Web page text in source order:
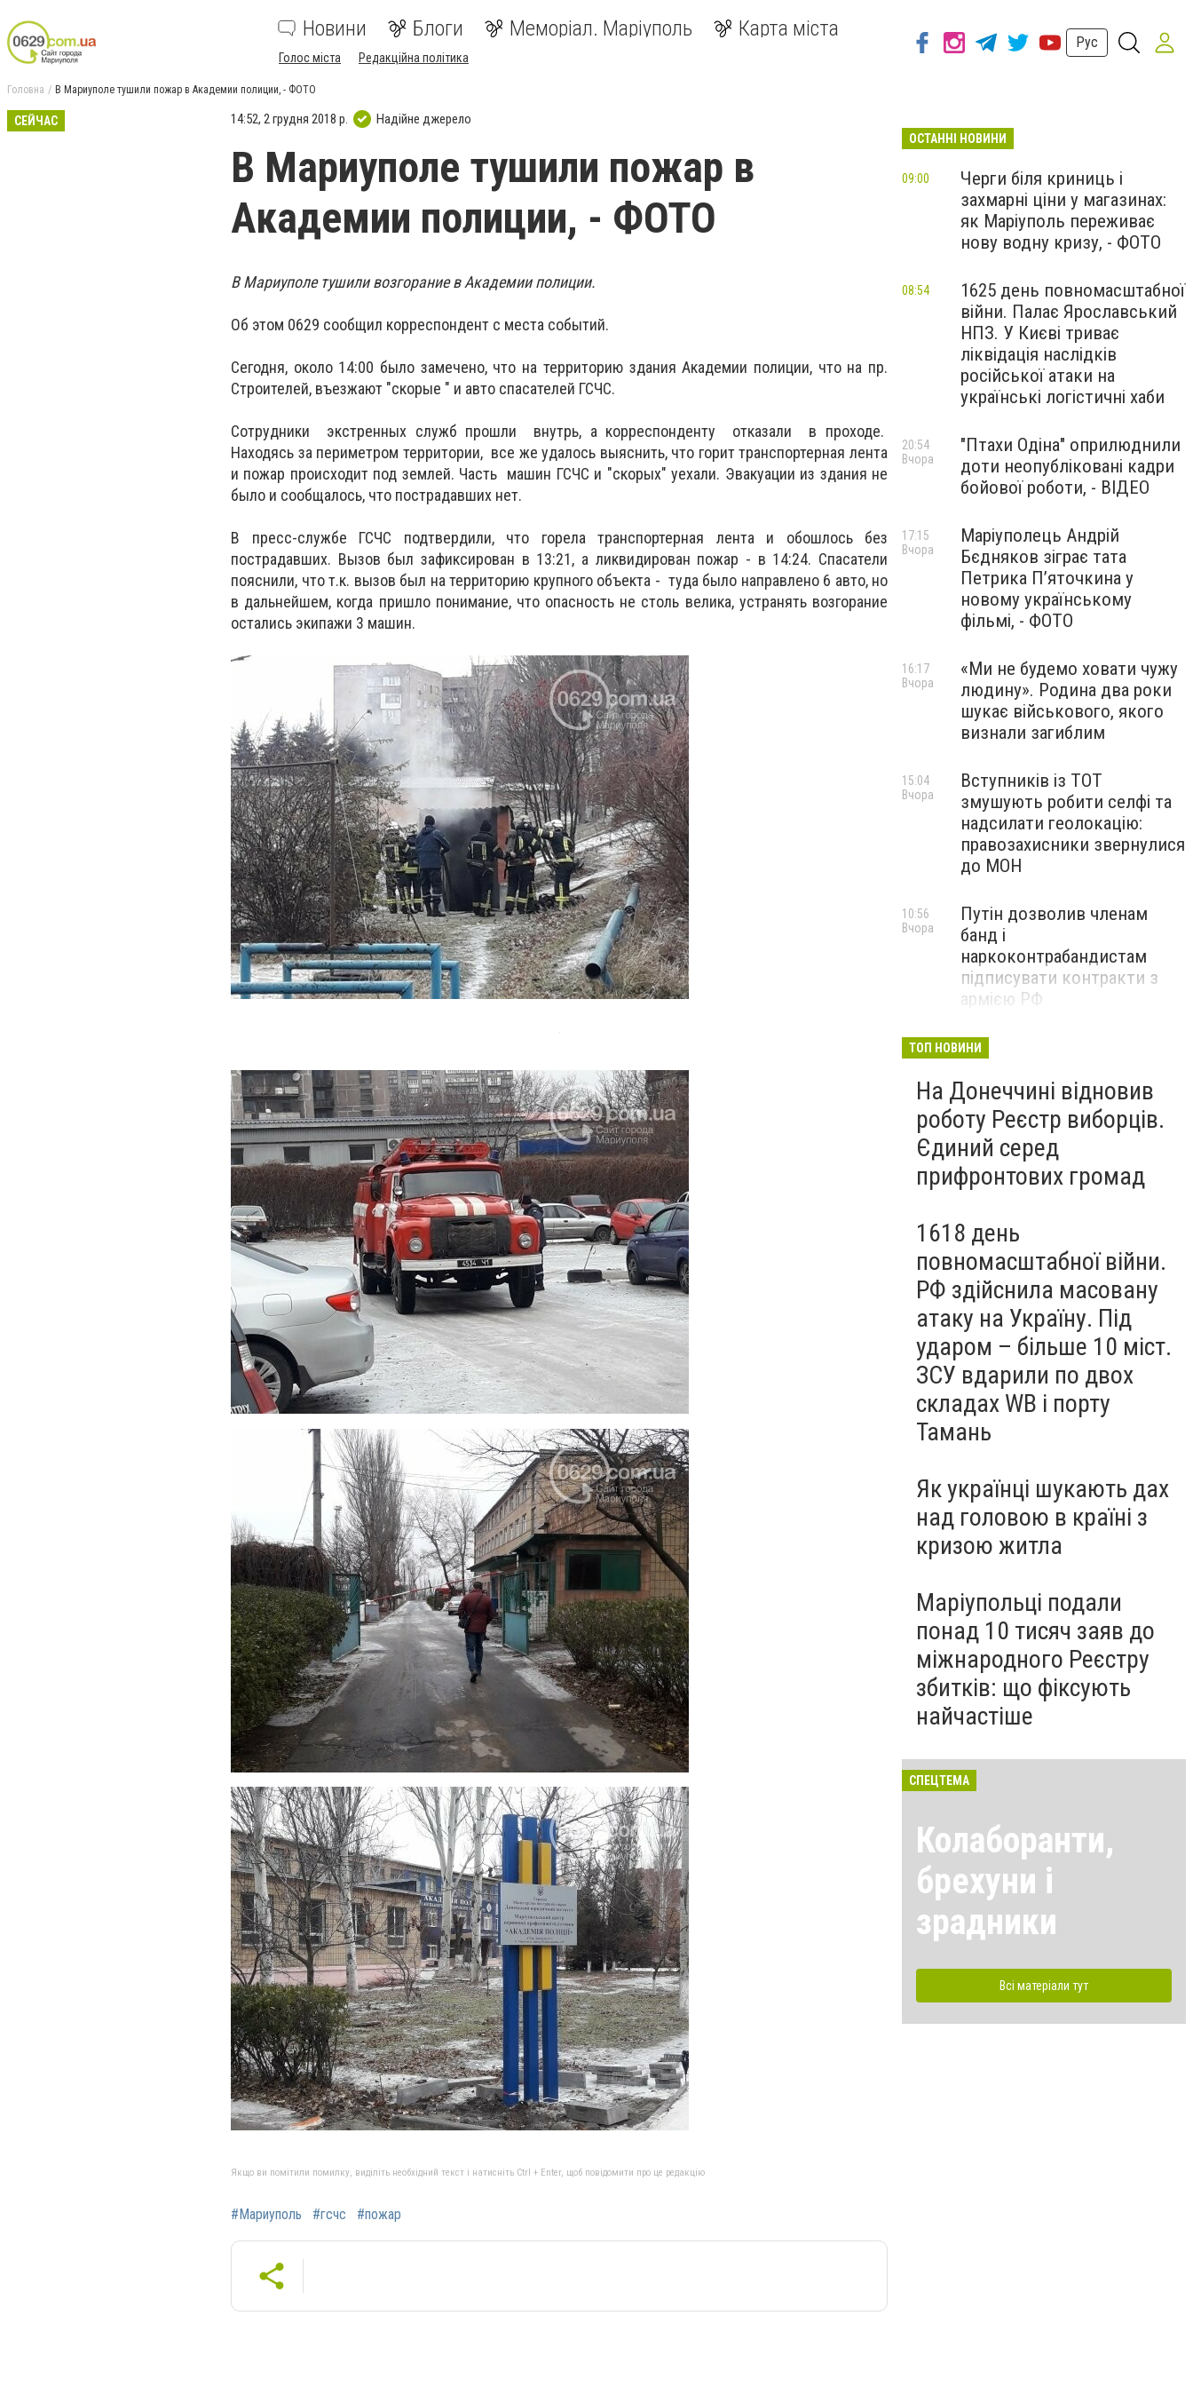
Новини Блоги Меморіал. Маріуполь Карта міста
Голос міста Редакційна політика
Рус
Головна В Мариуполе тушили пожар в Академии полиции, - ФОТО
СЕЙЧАС 14:52, 2 грудня 2018 р. Надійне джерело
В Мариуполе тушили пожар в
Академии полиции, - ФОТО
В Мариуполе тушили возгорание в Академии полиции.
Об этом 0629 сообщил корреспондент с места событий.
Сегодня, около 14:00 было замечено, что на территорию здания Академии полиции, что на пр.
Строителей, въезжают "скорые " и авто спасателей ГСЧС.
Сотрудники экстренных служб прошли внутрь, а корреспонденту отказали в проходе.
Находясь за периметром территории, все же удалось выяснить, что горит транспортерная лента
и пожар происходит под землей. Часть машин ГСЧС и "скорых" уехали. Эвакуации из здания не
было и сообщалось, что пострадавших нет.
В пресс-службе ГСЧС подтвердили, что горела транспортерная лента и обошлось без
пострадавших. Вызов был зафиксирован в 13:21, а ликвидирован пожар - в 14:24. Спасатели
пояснили, что т.к. вызов был на территорию крупного объекта - туда было направлено 6 авто, но
в дальнейшем, когда пришло понимание, что опасность не столь велика, устранять возгорание
остались экипажи 3 машин.
Якщо ви помітили помилку, виділіть необхідний текст і натисніть Ctrl + Enter, щоб повідомити про це редакцію
#Мариуполь #гсчс #пожар
ОСТАННІ НОВИНИ
Черги біля криниць і
захмарні ціни у магазинах:
як Маріуполь переживає
нову водну кризу, - ФОТО
09:00
1625 день повномасштабної
війни. Палає Ярославський
НПЗ. У Києві триває
ліквідація наслідків
російської атаки на
українські логістичні хаби
08:54
"Птахи Одіна" оприлюднили
доти неопубліковані кадри
бойової роботи, - ВІДЕО
20:54
Вчора
Маріуполець Андрій
Бєдняков зіграє тата
Петрика П’яточкина у
новому українському
фільмі, - ФОТО
17:15
Вчора
«Ми не будемо ховати чужу
людину». Родина два роки
шукає військового, якого
визнали загиблим
16:17
Вчора
Вступників із ТОТ
змушують робити селфі та
надсилати геолокацію:
правозахисники звернулися
до МОН
15:04
Вчора
Путін дозволив членам
банд і
наркоконтрабандистам
підписувати контракти з
армією РФ
10:56
Вчора
Від тих, хто зберігає історію
залишили послання
окупантам, - ФОТО
09:43
Вчора
ТОП НОВИНИ
На Донеччині відновив
роботу Реєстр виборців.
Єдиний серед
прифронтових громад
1618 день
повномасштабної війни.
РФ здійснила масовану
атаку на Україну. Під
ударом – більше 10 міст.
ЗСУ вдарили по двох
складах WB і порту
Тамань
Як українці шукають дах
над головою в країні з
кризою житла
Маріупольці подали
понад 10 тисяч заяв до
міжнародного Реєстру
збитків: що фіксують
найчастіше
СПЕЦТЕМА
Колаборанти,
брехуни і
зрадники
Всі матеріали тут